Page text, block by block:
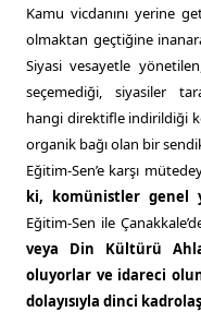
Kamu vicdanını yerine
olmaktan geçtiğine
Siyasi vesayetle
seçemediği, siyasiler
hangi direktifle indirildiği
organik bağı olan bir
Eğitim-Sen’e karşı
ki, komünistler genel
Eğitim-Sen ile
veya Din Kültürü
oluyorlar ve idareci
dolayısıyla dinci